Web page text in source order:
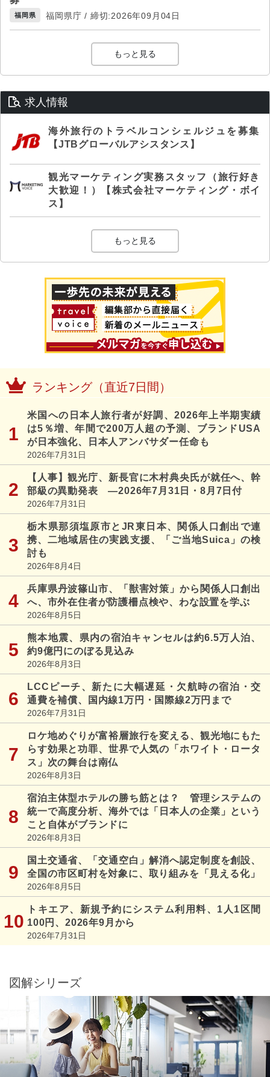
福岡県 福岡県庁 / 締切:2026年09月04日
もっと見る
求人情報
海外旅行のトラベルコンシェルジュを募集
【JTBグローバルアシスタンス】
観光マーケティング実務スタッフ（旅行好き
大歓迎！）【株式会社マーケティング・ボイ
ス】
もっと見る
ランキング（直近7日間）
米国への日本人旅行者が好調、2026年上半期実績
は5％増、年間で200万人超の予測、ブランドUSA
が日本強化、日本人アンバサダー任命も
2026年7月31日
【人事】観光庁、新長官に木村典央氏が就任へ、幹
部級の異動発表 ―2026年7月31日・8月7日付
2026年7月31日
栃木県那須塩原市とJR東日本、関係人口創出で連
携、二地域居住の実践支援、「ご当地Suica」の検
討も
2026年8月4日
兵庫県丹波篠山市、「獣害対策」から関係人口創出
へ、市外在住者が防護柵点検や、わな設置を学ぶ
2026年8月5日
熊本地震、県内の宿泊キャンセルは約6.5万人泊、
約9億円にのぼる見込み
2026年8月3日
LCCピーチ、新たに大幅遅延・欠航時の宿泊・交
通費を補償、国内線1万円・国際線2万円まで
2026年7月31日
ロケ地めぐりが富裕層旅行を変える、観光地にもた
らす効果と功罪、世界で人気の「ホワイト・ロータ
ス」次の舞台は南仏
2026年8月3日
宿泊主体型ホテルの勝ち筋とは？ 管理システムの
統一で高度分析、海外では「日本人の企業」という
こと自体がブランドに
2026年8月3日
国土交通省、「交通空白」解消へ認定制度を創設、
全国の市区町村を対象に、取り組みを「見える化」
2026年8月5日
トキエア、新規予約にシステム利用料、1人1区間
100円、2026年9月から
2026年7月31日
図解シリーズ